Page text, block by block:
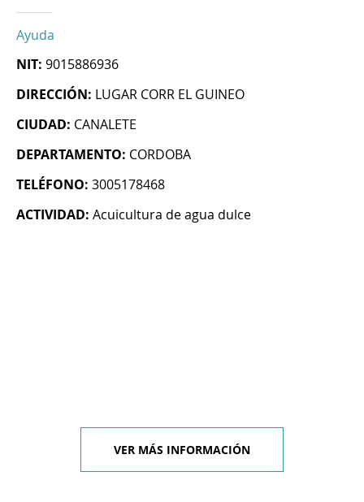
Ayuda
NIT: 9015886936
DIRECCIÓN: LUGAR CORR EL GUINEO
CIUDAD: CANALETE
DEPARTAMENTO: CORDOBA
TELÉFONO: 3005178468
ACTIVIDAD: Acuicultura de agua dulce
VER MÁS INFORMACIÓN